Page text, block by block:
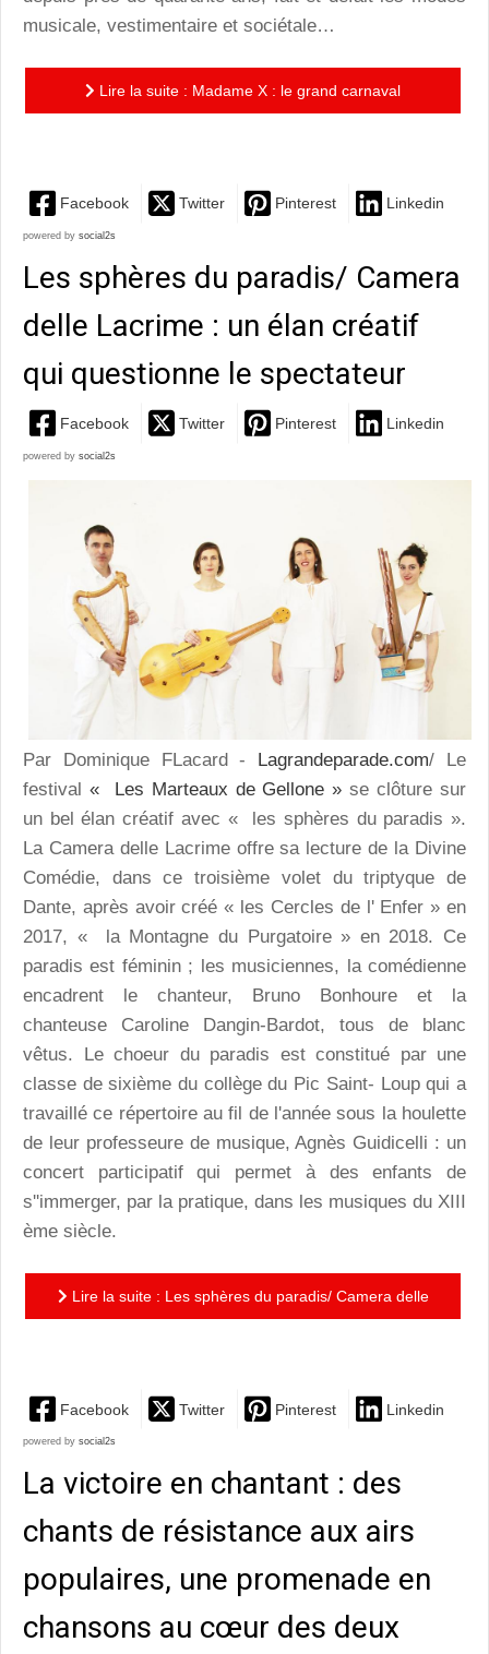
musicale, vestimentaire et sociétale…
Lire la suite : Madame X : le grand carnaval
Facebook Twitter Pinterest Linkedin
powered by social2s
Les sphères du paradis/ Camera
delle Lacrime : un élan créatif
qui questionne le spectateur
Facebook Twitter Pinterest Linkedin
powered by social2s
Par Dominique FLacard - Lagrandeparade.com/ Le
festival « Les Marteaux de Gellone » se clôture sur
un bel élan créatif avec « les sphères du paradis ».
La Camera delle Lacrime offre sa lecture de la Divine
Comédie, dans ce troisième volet du triptyque de
Dante, après avoir créé « les Cercles de l' Enfer » en
2017, « la Montagne du Purgatoire » en 2018. Ce
paradis est féminin ; les musiciennes, la comédienne
encadrent le chanteur, Bruno Bonhoure et la
chanteuse Caroline Dangin-Bardot, tous de blanc
vêtus. Le choeur du paradis est constitué par une
classe de sixième du collège du Pic Saint- Loup qui a
travaillé ce répertoire au fil de l'année sous la houlette
de leur professeure de musique, Agnès Guidicelli : un
concert participatif qui permet à des enfants de
s''immerger, par la pratique, dans les musiques du XIII
ème siècle.
Lire la suite : Les sphères du paradis/ Camera delle
Facebook Twitter Pinterest Linkedin
powered by social2s
La victoire en chantant : des
chants de résistance aux airs
populaires, une promenade en
chansons au cœur des deux